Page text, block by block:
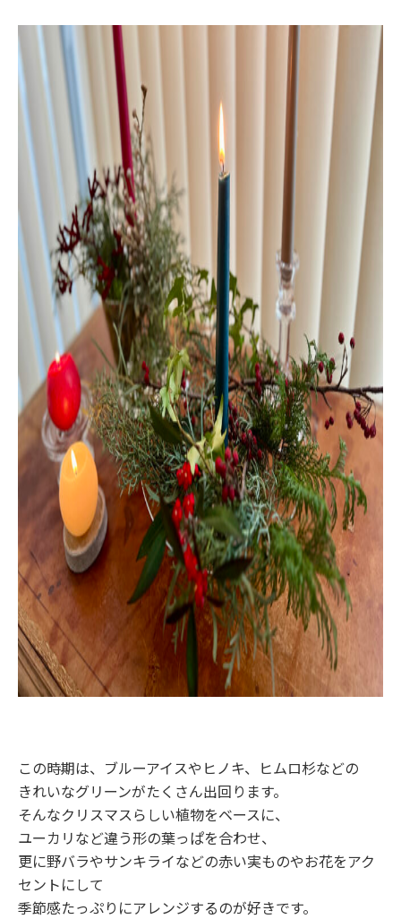
この時期は、ブルーアイスやヒノキ、ヒムロ杉などの
きれいなグリーンがたくさん出回ります。
そんなクリスマスらしい植物をベースに、
ユーカリなど違う形の葉っぱを合わせ、
更に野バラやサンキライなどの赤い実ものやお花をアク
セントにして
季節感たっぷりにアレンジするのが好きです。